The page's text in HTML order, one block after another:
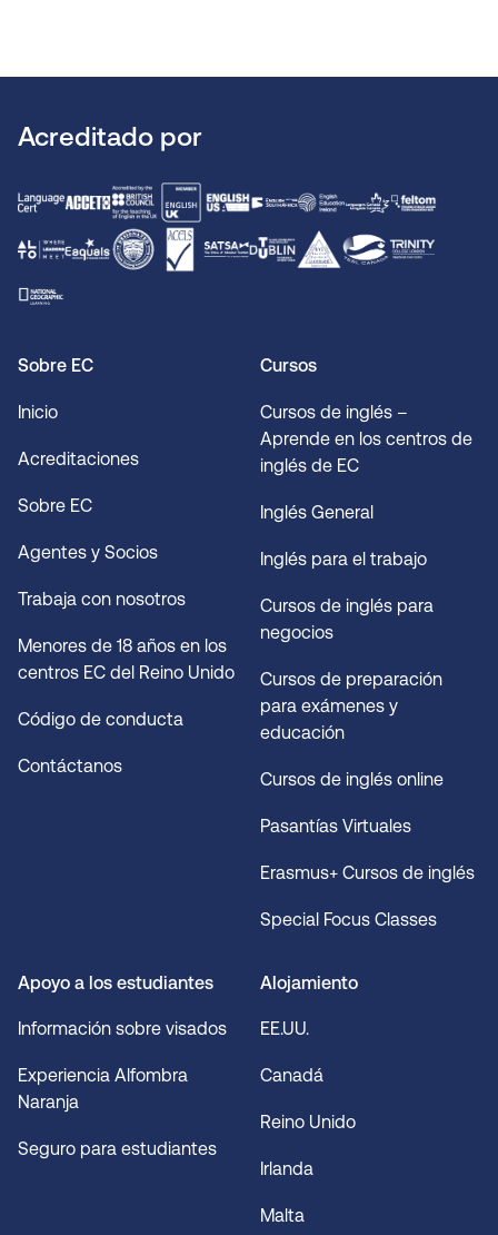
Acreditado por
Sobre EC
Inicio
Acreditaciones
Sobre EC
Agentes y Socios
Trabaja con nosotros
Menores de 18 años en los
centros EC del Reino Unido
Código de conducta
Contáctanos
Cursos
Cursos de inglés –
Aprende en los centros de
inglés de EC
Inglés General
Inglés para el trabajo
Cursos de inglés para
negocios
Cursos de preparación
para exámenes y
educación
Cursos de inglés online
Pasantías Virtuales
Erasmus+ Cursos de inglés
Special Focus Classes
Apoyo a los estudiantes
Información sobre visados
Experiencia Alfombra
Naranja
Seguro para estudiantes
Alojamiento
EE.UU.
Canadá
Reino Unido
Irlanda
Malta